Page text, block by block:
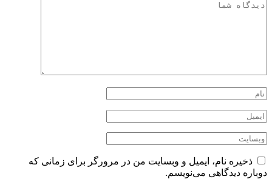
ذخیره نام، ایمیل و وبسایت من در مرورگر برای زمانی که
دوباره دیدگاهی می‌نویسم.